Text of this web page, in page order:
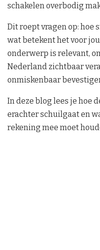
schakelen overbodig
Dit roept vragen op: hoe
wat betekent het voor
onderwerp is relevant,
Nederland zichtbaar
onmiskenbaar
In deze blog lees je hoe
erachter schuilgaat en
rekening mee moet